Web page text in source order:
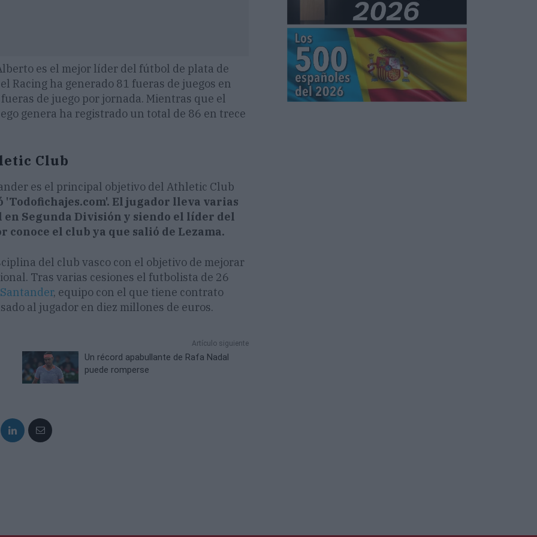
es el mejor líder del fútbol de plata de
Racing ha generado 81 fueras de juegos en
de juego por jornada. Mientras que el
genera ha registrado un total de 86 en trece
Club
es el principal objetivo del Athletic Club
El jugador lleva varias
Segunda División y siendo el líder del
conoce el club ya que salió de Lezama.
del club vasco con el objetivo de mejorar
Tras varias cesiones el futbolista de 26
, equipo con el que tiene contrato
al jugador en diez millones de euros.
Artículo siguiente
Un récord apabullante de Rafa Nadal
puede romperse